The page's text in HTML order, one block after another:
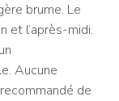
brume. Le
et l’après-midi.
Aucune
de